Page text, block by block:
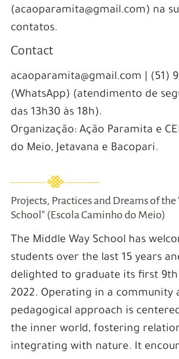
(acaoparamita@gmail.com) na
contatos.
Contact
acaoparamita@gmail.com | (51)
(WhatsApp) (atendimento de
das 13h30 às 18h).
Organização: Ação Paramita e
do Meio, Jetavana e Bacopari.
Projects, Practices and Dreams of
School" (Escola Caminho do Meio)
The Middle Way School has
students over the last 15 years
delighted to graduate its first 9th
2022. Operating in a community
pedagogical approach is
the inner world, fostering
integrating with nature. It